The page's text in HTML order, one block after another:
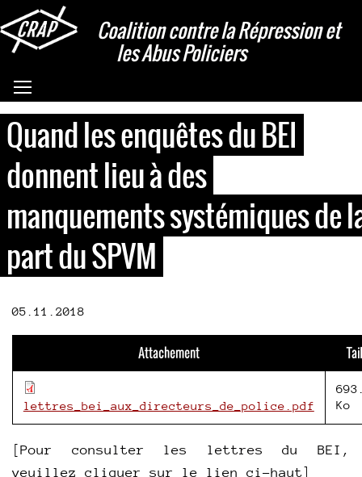
Aller
au
contenu
Coalition contre la Répression et
les Abus Policiers
Quand les enquêtes du BEI
donnent lieu à des
manquements systémiques de
part du SPVM
05.11.2018
Attachement
lettres_bei_aux_directeurs_de_police.pdf
Ko
[Pour consulter les lettres du BEI,
veuillez cliquer sur le lien ci-haut]